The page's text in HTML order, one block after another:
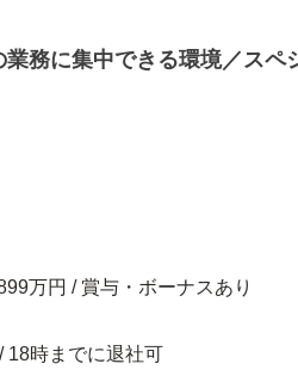
業務に集中できる環境／スペ
万円 / 賞与・ボーナスあり
18時までに退社可